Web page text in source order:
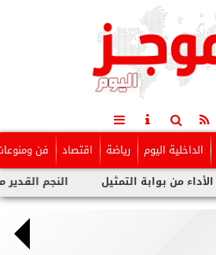
الداخلية اليوم رياضة اقتصاد فن
النجم القدير محمد